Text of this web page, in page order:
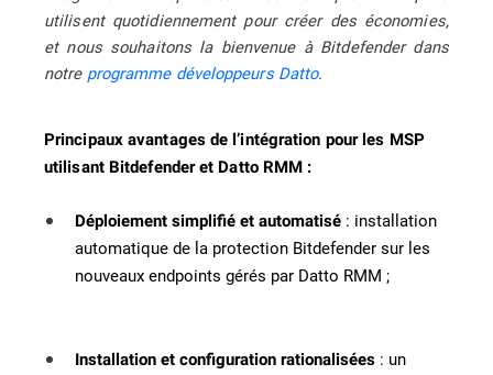
utilisent quotidiennement pour créer des économies,
et nous souhaitons la bienvenue à Bitdefender dans
notre programme développeurs Datto.
Principaux avantages de l’intégration pour les MSP
utilisant Bitdefender et Datto RMM :
Déploiement simplifié et automatisé : installation
automatique de la protection Bitdefender sur les
nouveaux endpoints gérés par Datto RMM ;
Installation et configuration rationalisées : un